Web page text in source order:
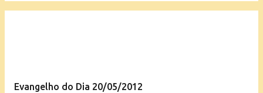
Evangelho do Dia 20/05/2012